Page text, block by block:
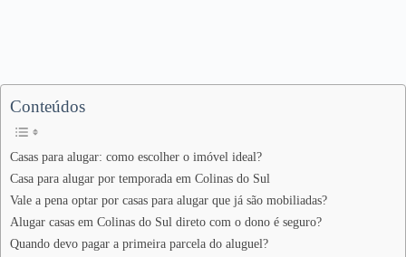
Conteúdos
Casas para alugar: como escolher o imóvel ideal?
Casa para alugar por temporada em Colinas do Sul
Vale a pena optar por casas para alugar que já são mobiliadas?
Alugar casas em Colinas do Sul direto com o dono é seguro?
Quando devo pagar a primeira parcela do aluguel?